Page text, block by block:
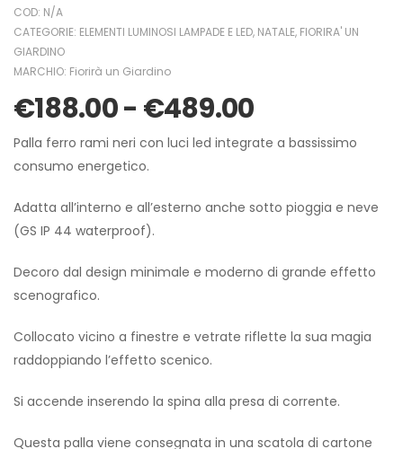
COD: N/A
CATEGORIE: ELEMENTI LUMINOSI LAMPADE E LED, NATALE, FIORIRA' UN
GIARDINO
MARCHIO: Fiorirà un Giardino
€188.00- €489.00
Palla ferro rami neri con luci led integrate a bassissimo
consumo energetico.
Adatta all’interno e all’esterno anche sotto pioggia e neve
(GS IP 44 waterproof).
Decoro dal design minimale e moderno di grande effetto
scenografico.
Collocato vicino a finestre e vetrate riflette la sua magia
raddoppiando l’effetto scenico.
Si accende inserendo la spina alla presa di corrente.
Questa palla viene consegnata in una scatola di cartone